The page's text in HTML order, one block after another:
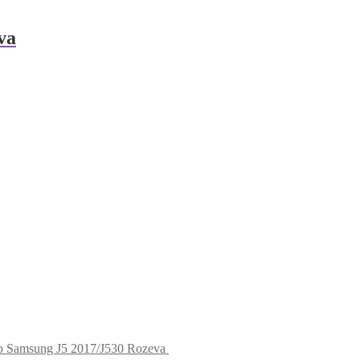
Samsung J5 2017/J530 Rozeva